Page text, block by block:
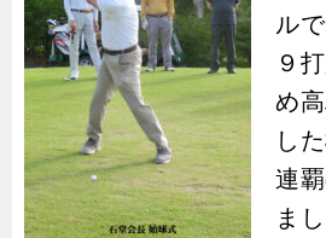
ル
９
め
し
連
まし